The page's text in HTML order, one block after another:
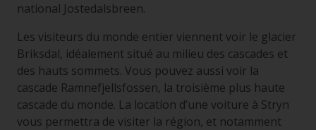
national Jostedalsbreen.
Les visiteurs du monde entier viennent voir le glacier
Briksdal, idéalement situé au milieu des cascades et
des hauts sommets. Vous pouvez aussi voir la
cascade Ramnefjellsfossen, la troisième plus haute
cascade du monde. La location d’une voiture à Stryn
vous permettra de visiter la région, et notamment